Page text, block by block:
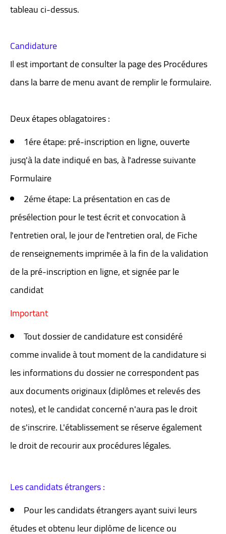
tableau ci-dessus.
Candidature
Il est important de consulter la page des Procédures
dans la barre de menu avant de remplir le formulaire.
Deux étapes oblagatoires :
1ére étape: pré-inscription en ligne, ouverte
jusq'à la date indiqué en bas, à l'adresse suivante
Formulaire
2éme étape: La présentation en cas de
présélection pour le test écrit et convocation à
l'entretien oral, le jour de l'entretien oral, de Fiche
de renseignements imprimée à la fin de la validation
de la pré-inscription en ligne, et signée par le
candidat
Important
Tout dossier de candidature est considéré
comme invalide à tout moment de la candidature si
les informations du dossier ne correspondent pas
aux documents originaux (diplômes et relevés des
notes), et le candidat concerné n'aura pas le droit
de s'inscrire. L'établissement se réserve également
le droit de recourir aux procédures légales.
Les candidats étrangers :
Pour les candidats étrangers ayant suivi leurs
études et obtenu leur diplôme de licence ou